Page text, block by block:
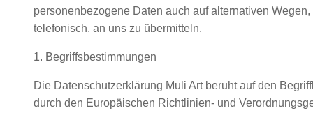
personenbezogene Daten auch auf alternativen
telefonisch, an uns zu übermitteln.
1. Begriffsbestimmungen
Die Datenschutzerklärung Muli Art beruht auf den
durch den Europäischen Richtlinien- und